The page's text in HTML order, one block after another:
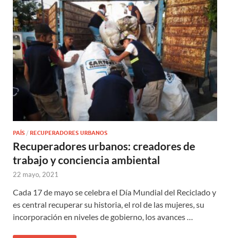
PAÍS / RECUPERADORES URBANOS
Recuperadores urbanos: creadores de
trabajo y conciencia ambiental
22 mayo, 2021
Cada 17 de mayo se celebra el Día Mundial del Reciclado y
es central recuperar su historia, el rol de las mujeres, su
incorporación en niveles de gobierno, los avances …